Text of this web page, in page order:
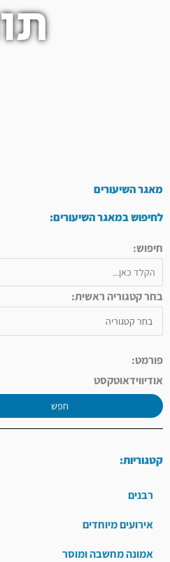
מאגר השיעורים
לחיפוש במאגר השיעורים:
חיפוש:
בחר קטגוריה ראשית:
פורמט:
אודיווידאוטקסט
חפש
קטגוריות:
רבנים
אירועים מיוחדים
אמונה מחשבה ומוסר